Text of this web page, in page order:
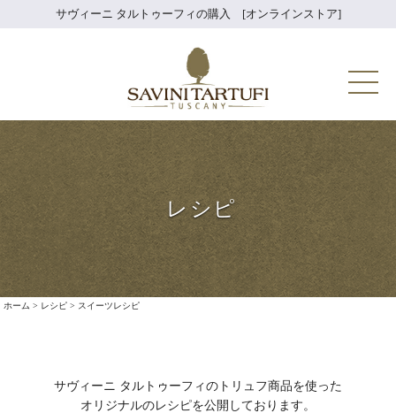
サヴィーニ タルトゥーフィの購入 [オンラインストア]
レシピ
ホーム > レシピ > スイーツレシピ
サヴィーニ タルトゥーフィのトリュフ商品を使った
オリジナルのレシピを公開しております。